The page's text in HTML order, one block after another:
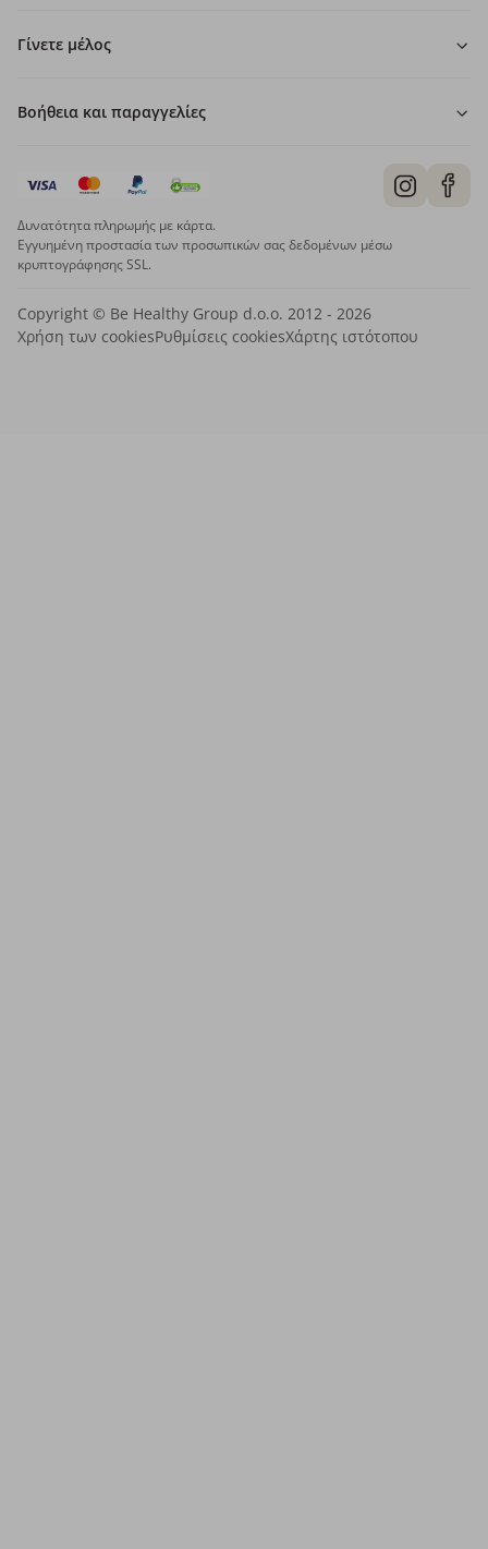
Γίνετε μέλος
Βοήθεια και παραγγελίες
Δυνατότητα πληρωμής με κάρτα.
Εγγυημένη προστασία των προσωπικών σας δεδομένων μέσω
κρυπτογράφησης SSL.
Copyright © Be Healthy Group d.o.o. 2012 - 2026
Χρήση των cookiesΡυθμίσεις cookiesΧάρτης ιστότοπου